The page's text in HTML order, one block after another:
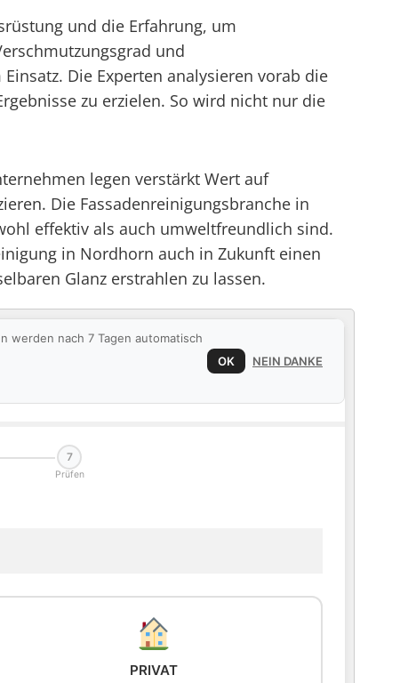
und die Erfahrung, um
und
Die Experten analysieren vorab die
zu erzielen. So wird nicht nur die
legen verstärkt Wert auf
Die Fassadenreinigungsbranche in
effektiv als auch umweltfreundlich sind.
in Nordhorn auch in Zukunft einen
Glanz erstrahlen zu lassen.
werden nach 7 Tagen automatisch
OK NEIN DANKE
7
Prüfen
PRIVAT